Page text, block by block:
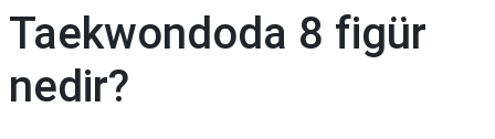
Taekwondoda 8 figür
nedir?